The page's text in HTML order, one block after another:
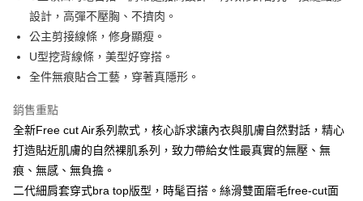
台新國際商業銀行
台灣樂天信用卡公司
元大商業銀行
永豐商業銀行
玉山商業銀行
台新國際商業銀行
台灣樂天信用卡公司
悠遊付
大哥付你分期
相關說明
【大哥付你分期使用說明】
2.付款方式選擇「大哥付你分期」，訂單成立後會自動跳轉到大哥付的交易
流程，驗證手機門號後，選擇欲分期的期數、繳款截止日，確認付款後即完
成交易。
3.實際核准額度、可分期數及費用金額請依後續交易確認頁面所載為準。
4.訂單成立30分鐘內，如未前往確認交易或遇審核未通過，訂單將自動取
法說明評估內容。
相關說明
【關於「AFTEE先享後付」】
AFTEE先享後付是「在收到商品之後才付款」的支付方式。 讓您購物簡單
便利好安心！
１．簡單：不需註冊會員、不需綁卡、不需儲值。
２．便利：只要手機號碼，簡訊認證，即可結帳。
「Hami Point」為中華電信所提供之點數服務，可於會員專區綁定中華電信
會員帳號後，即可在購物車使用 Hami Point 折抵消費金額 (1點等於1元)。
ATM付款
設計，高彈不壓胸、不擠肉。
公主剪接線條，修身顯瘦。
U型挖背線條，美型好穿搭。
全件無痕貼合工藝，穿著真隱形。
銷售重點
全新Free cut Air系列款式，核心訴求讓內衣與肌膚自然對話，精心
打造貼近肌膚的自然裸肌系列，致力帶給女性最真實的無壓、無
痕、無感、無負擔。
二代細肩套穿式bra top版型，時髦百搭。絲滑雙面磨毛free-cut面